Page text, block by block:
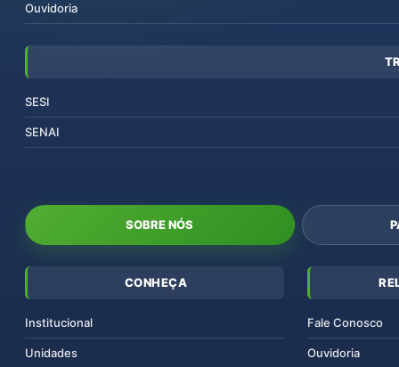
Ouvidoria
SESI
SENAI
SOBRE NÓS
CONHEÇA
Institucional
Unidades
Fale Conosco
Ouvidoria